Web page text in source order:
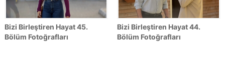
Bizi Birleştiren Hayat 45.
Bölüm Fotoğrafları
Bizi Birleştiren Hayat 44.
Bölüm Fotoğrafları